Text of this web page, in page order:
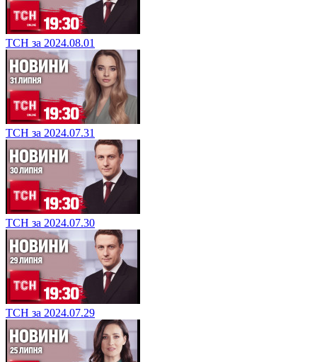
ТСН за 2024.08.01
ТСН за 2024.07.31
ТСН за 2024.07.30
ТСН за 2024.07.29